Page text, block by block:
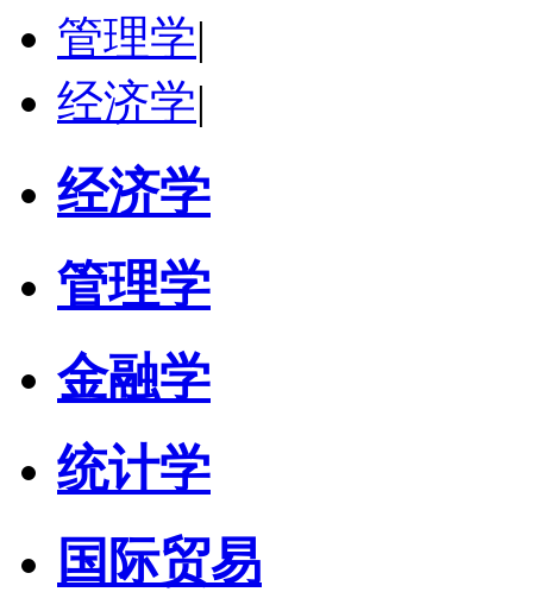
管理学|
经济学|
经济学
管理学
金融学
统计学
国际贸易